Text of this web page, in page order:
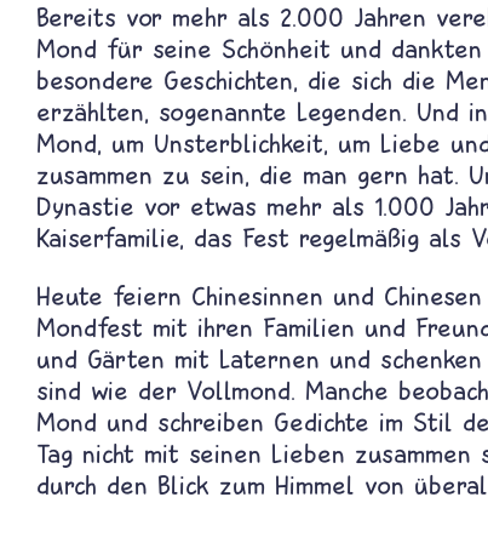
Bereits vor mehr als 2.000 Jahren
Mond für seine Schönheit und
besondere Geschichten, die sich die
erzählten, sogenannte Legenden. Und
Mond, um Unsterblichkeit, um Liebe
zusammen zu sein, die man gern hat.
Dynastie vor etwas mehr als 1.000
Kaiserfamilie, das Fest regelmäßig als
Heute feiern Chinesinnen und
Mondfest mit ihren Familien und
und Gärten mit Laternen und
sind wie der Vollmond. Manche
Mond und schreiben Gedichte im Stil
Tag nicht mit seinen Lieben
durch den Blick zum Himmel von